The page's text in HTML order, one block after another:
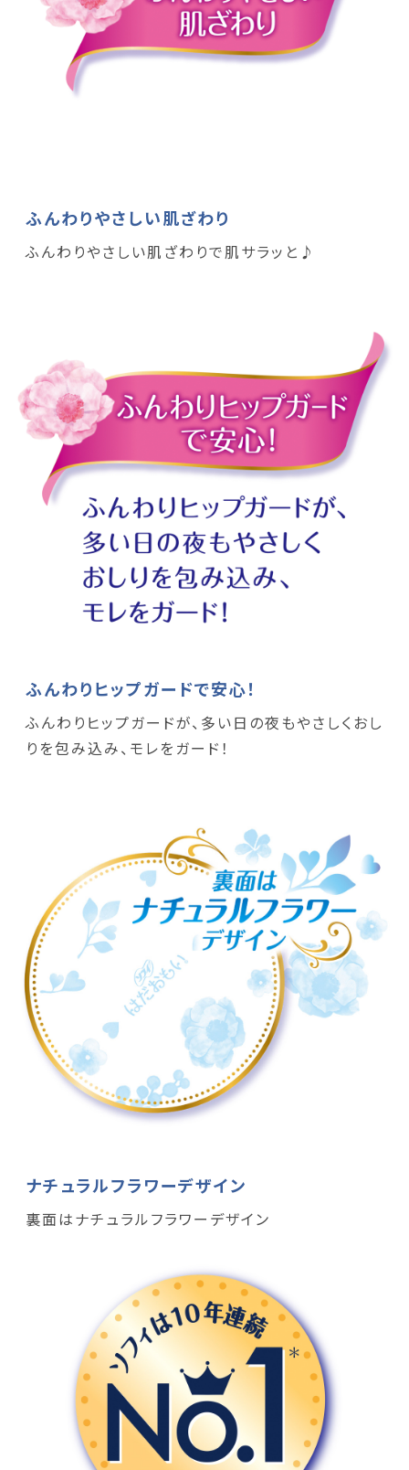
ふんわりやさしい肌ざわり
ふんわりやさしい肌ざわりで肌サラッと♪
ふんわりヒップガードで安心！
ふんわりヒップガードが、多い日の夜もやさしくおし
りを包み込み、モレをガード！
ナチュラルフラワーデザイン
裏面はナチュラルフラワーデザイン